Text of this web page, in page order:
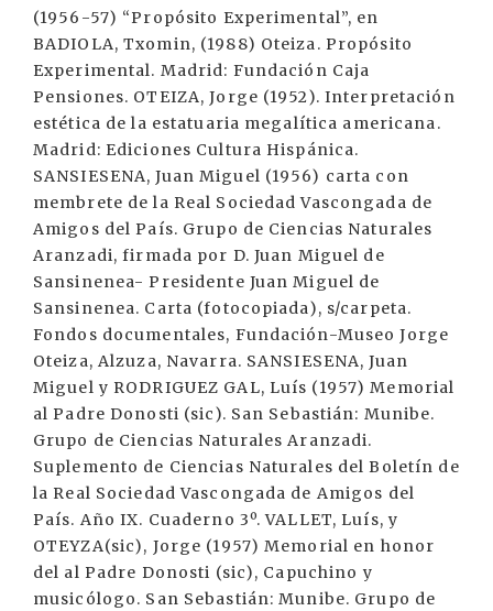
(1956-57) “Propósito Experimental”, en
BADIOLA, Txomin, (1988) Oteiza. Propósito
Experimental. Madrid: Fundación Caja
Pensiones. OTEIZA, Jorge (1952). Interpretación
estética de la estatuaria megalítica americana.
Madrid: Ediciones Cultura Hispánica.
SANSIESENA, Juan Miguel (1956) carta con
membrete de la Real Sociedad Vascongada de
Amigos del País. Grupo de Ciencias Naturales
Aranzadi, firmada por D. Juan Miguel de
Sansinenea- Presidente Juan Miguel de
Sansinenea. Carta (fotocopiada), s/carpeta.
Fondos documentales, Fundación-Museo Jorge
Oteiza, Alzuza, Navarra. SANSIESENA, Juan
Miguel y RODRIGUEZ GAL, Luís (1957) Memorial
al Padre Donosti (sic). San Sebastián: Munibe.
Grupo de Ciencias Naturales Aranzadi.
Suplemento de Ciencias Naturales del Boletín de
la Real Sociedad Vascongada de Amigos del
País. Año IX. Cuaderno 3º. VALLET, Luís, y
OTEYZA(sic), Jorge (1957) Memorial en honor
del al Padre Donosti (sic), Capuchino y
musicólogo. San Sebastián: Munibe. Grupo de